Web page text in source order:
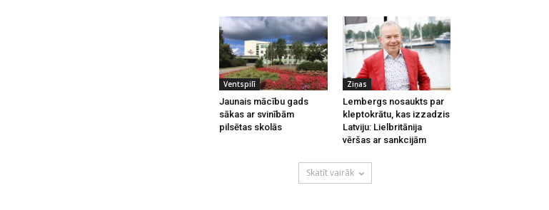
Ventspilī
Jaunais mācību gads
sākas ar svinībām
pilsētas skolās
Ziņas
Lembergs nosaukts par
kleptokrātu, kas izzadzis
Latviju: Lielbritānija
vēršas ar sankcijām
Skatīt vairāk